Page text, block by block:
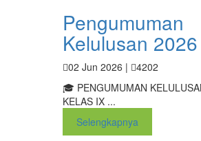
Pengumuman
Kelulusan 2026
02 Jun 2026 |
4202
🎓 PENGUMUMAN
KELAS IX ...
Selengkapnya